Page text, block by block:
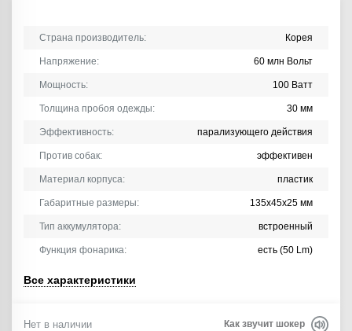
Нет в наличии Как звучит шокер
Страна производитель: Корея
Напряжение: 60 млн Вольт
Мощность: 100 Ватт
Толщина пробоя одежды: 30 мм
Эффективность: парализующего действия
Против собак: эффективен
Материал корпуса: пластик
Габаритные размеры: 135х45х25 мм
Тип аккумулятора: встроенный
Функция фонарика: есть (50 Lm)
Все характеристики